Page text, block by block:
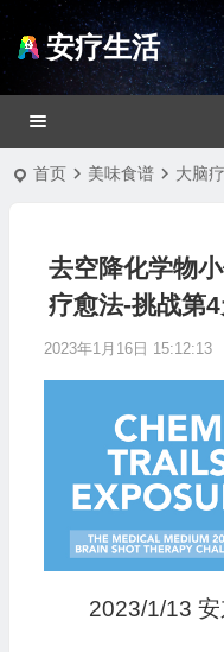
安疗生活
首页 美味食谱 大脑
去空降化学物
疗愈法-挑战第4
2023年1月16日 15:12:13
2023/1/13